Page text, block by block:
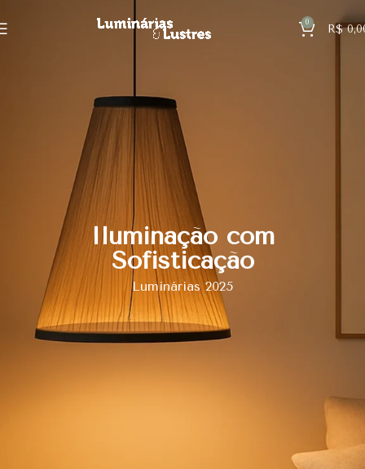
0
R$
Iluminação com
Sofisticação
Luminárias 2025